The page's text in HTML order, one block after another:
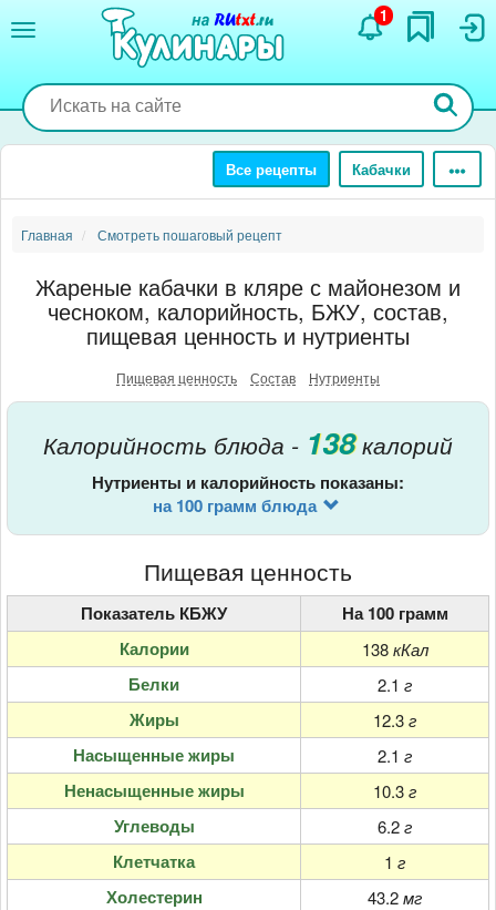
содержанию
1
Все рецепты Кабачки
Главная Смотреть пошаговый рецепт
Жареные кабачки в кляре с майонезом и
чесноком, калорийность, БЖУ, состав,
пищевая ценность и нутриенты
Пищевая ценность Состав Нутриенты
Калорийность блюда - 138 калорий
Нутриенты и калорийность показаны:
на 100 грамм блюда
Пищевая ценность
Показатель КБЖУ
На 100 грамм
Калории
138 кКал
Белки 2.1 г
Жиры 12.3г
Насыщенные жиры 2.1 г
Ненасыщенные жиры 10.3г
Углеводы 6.2г
Клетчатка 1 г
Холестерин 43.2мг